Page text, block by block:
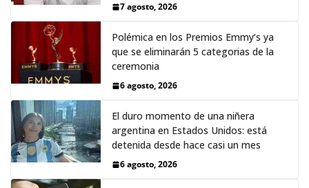
7 agosto, 2026
Polémica en los Premios Emmy‘s ya
que se eliminarán 5 categorias de la
ceremonia
6 agosto, 2026
El duro momento de una niñera
argentina en Estados Unidos: está
detenida desde hace casi un mes
6 agosto, 2026